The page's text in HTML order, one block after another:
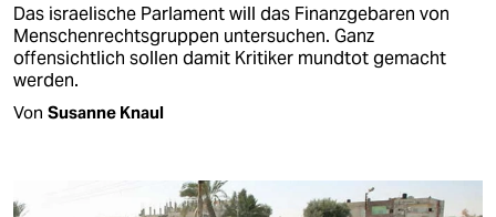
Das israelische Parlament will das Finanzgebaren von
Menschenrechtsgruppen untersuchen. Ganz
offensichtlich sollen damit Kritiker mundtot gemacht
werden.
Von Susanne Knaul